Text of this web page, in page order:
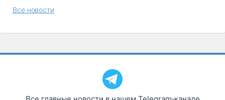
Все новости